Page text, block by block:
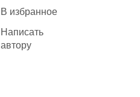
В избранное
Написать
автору